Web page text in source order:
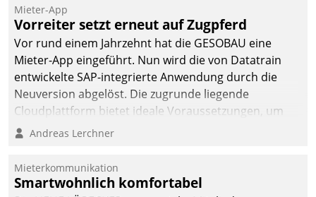
Dialogführung ermöglicht
dem externen
Serviceteam, Anrufe von
Mietenden zügiger und
effizienter zu bearbeiten.
Mieter-App
Vorreiter setzt erneut auf Zugpferd
Vor rund einem Jahrzehnt hat die GESOBAU eine
Mieter-App eingeführt. Nun wird die von Datatrain
entwickelte SAP-integrierte Anwendung durch die
Neuversion abgelöst. Die zugrunde liegende
Cloudplattform bietet ideale Voraussetzungen, um
die Funktionalität der App zu erweitern und weitere
integrieren.
Andreas Lerchner
Mieterkommunikation
Smartwohnlich komfortabel